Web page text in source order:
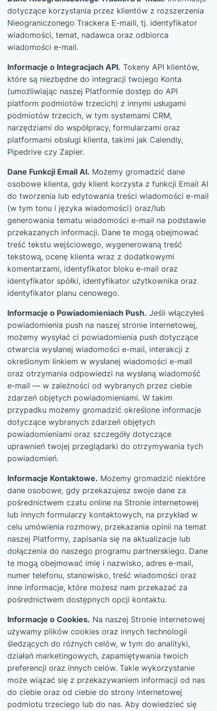
dotyczące korzystania przez klientów z rozszerzenia
Nieograniczonego Trackera E-maili, tj. identyfikator
wiadomości, temat, nadawca oraz odbiorca
wiadomości e-mail.
Informacje o Integracjach API. Tokeny API klientów,
które są niezbędne do integracji twojego Konta
(umożliwiając naszej Platformie dostęp do API
platform podmiotów trzecich) z innymi usługami
podmiotów trzecich, w tym systemami CRM,
narzędziami do współpracy, formularzami oraz
platformami obsługi klienta, takimi jak Calendly,
Pipedrive czy Zapier.
Dane Funkcji Email AI. Możemy gromadzić dane
osobowe klienta, gdy klient korzysta z funkcji Email AI
do tworzenia lub edytowania treści wiadomości e-mail
(w tym tonu i języka wiadomości) oraz/lub
generowania tematu wiadomości e-mail na podstawie
przekazanych informacji. Dane te mogą obejmować
treść tekstu wejściowego, wygenerowaną treść
tekstową, ocenę klienta wraz z dodatkowymi
komentarzami, identyfikator bloku e-mail oraz
identyfikator spółki, identyfikator użytkownika oraz
identyfikator planu cenowego.
Informacje o Powiadomieniach Push. Jeśli włączyłeś
powiadomienia push na naszej stronie internetowej,
możemy wysyłać ci powiadomienia push dotyczące
otwarcia wysłanej wiadomości e-mail, interakcji z
określonym linkiem w wysłanej wiadomości e-mail
oraz otrzymania odpowiedzi na wysłaną wiadomość
e-mail — w zależności od wybranych przez ciebie
zdarzeń objętych powiadomieniami. W takim
przypadku możemy gromadzić określone informacje
dotyczące wybranych zdarzeń objętych
powiadomieniami oraz szczegóły dotyczące
uprawnień twojej przeglądarki do otrzymywania tych
powiadomień.
Informacje Kontaktowe. Możemy gromadzić niektóre
dane osobowe, gdy przekazujesz swoje dane za
pośrednictwem czatu online na Stronie internetowej
lub innych formularzy kontaktowych, na przykład w
celu umówienia rozmowy, przekazania opinii na temat
naszej Platformy, zapisania się na aktualizacje lub
dołączenia do naszego programu partnerskiego. Dane
te mogą obejmować imię i nazwisko, adres e-mail,
numer telefonu, stanowisko, treść wiadomości oraz
inne informacje, które możesz nam przekazać za
pośrednictwem dostępnych opcji kontaktu.
Informacje o Cookies. Na naszej Stronie internetowej
używamy plików cookies oraz innych technologii
śledzących do różnych celów, w tym do analityki,
działań marketingowych, zapamiętywania twoich
preferencji oraz innych celów. Takie wykorzystanie
może wiązać się z przekazywaniem informacji od nas
do ciebie oraz od ciebie do strony internetowej
podmiotu trzeciego lub do nas. Aby dowiedzieć się